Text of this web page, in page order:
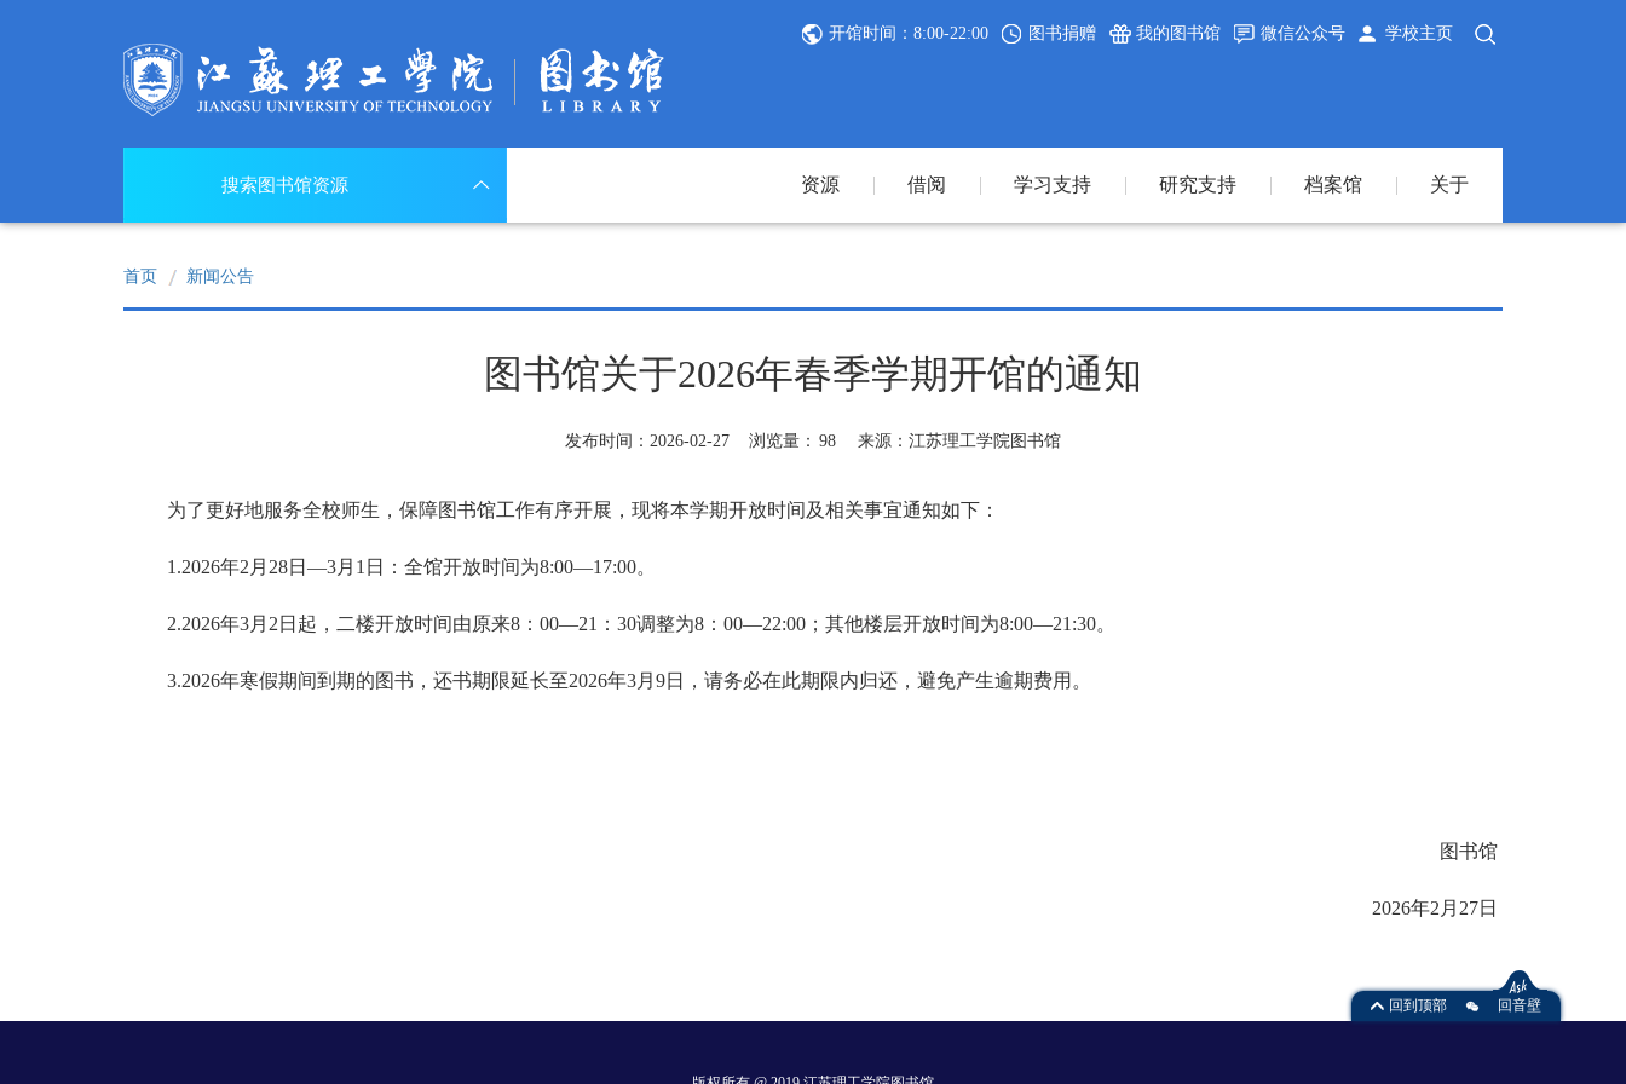
开馆时间：8:00-22:00 图书捐赠 我的图书馆 微信公众号 学校主页
搜索图书馆资源 资源 借阅 学习支持 研究支持 档案馆 关于
首页 新闻公告
图书馆关于2026年春季学期开馆的通知
发布时间：2026-02-27 浏览量： 98 来源：江苏理工学院图书馆
为了更好地服务全校师生，保障图书馆工作有序开展，现将本学期开放时间及相关事宜通知如下：
1.2026年2月28日—3月1日：全馆开放时间为8:00—17:00。
2.2026年3月2日起，二楼开放时间由原来8：00—21：30调整为8：00—22:00；其他楼层开放时间为8:00—21:30。
3.2026年寒假期间到期的图书，还书期限延长至2026年3月9日，请务必在此期限内归还，避免产生逾期费用。
图书馆
2026年2月27日
回到顶部 回音壁